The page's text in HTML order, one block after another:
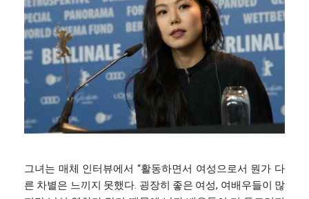
그녀는 매체 인터뷰에서 “활동하면서 여성으로서 뭔가 다
른 차별은 느끼지 못했다. 굉장히 좋은 여성, 여배우들이 많